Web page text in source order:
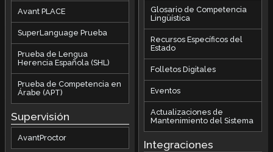
Avant PLACE
SuperLanguage Prueba
Prueba de Lengua
Herencia Española (SHL)
Prueba de Competencia en
Árabe (APT)
Supervisión
AvantProctor
Glosario de Competencia
Lingüística
Recursos Específicos del
Estado
Folletos Digitales
Eventos
Actualizaciones de
Mantenimiento del Sistema
Integraciones